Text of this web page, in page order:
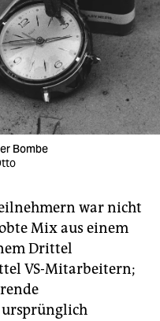
Bombe
war nicht
Mix aus einem
Drittel
VS-Mitarbeitern;